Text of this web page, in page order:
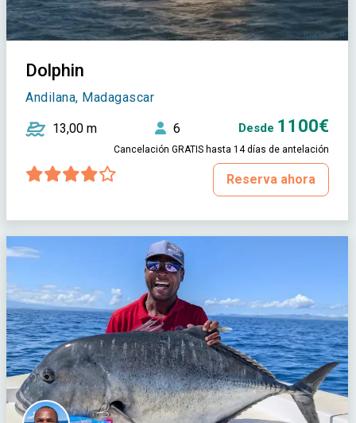
Dolphin
Andilana, Madagascar
13,00 m 6 Desde 1100€
Cancelación GRATIS hasta 14 días de antelación
Reserva ahora